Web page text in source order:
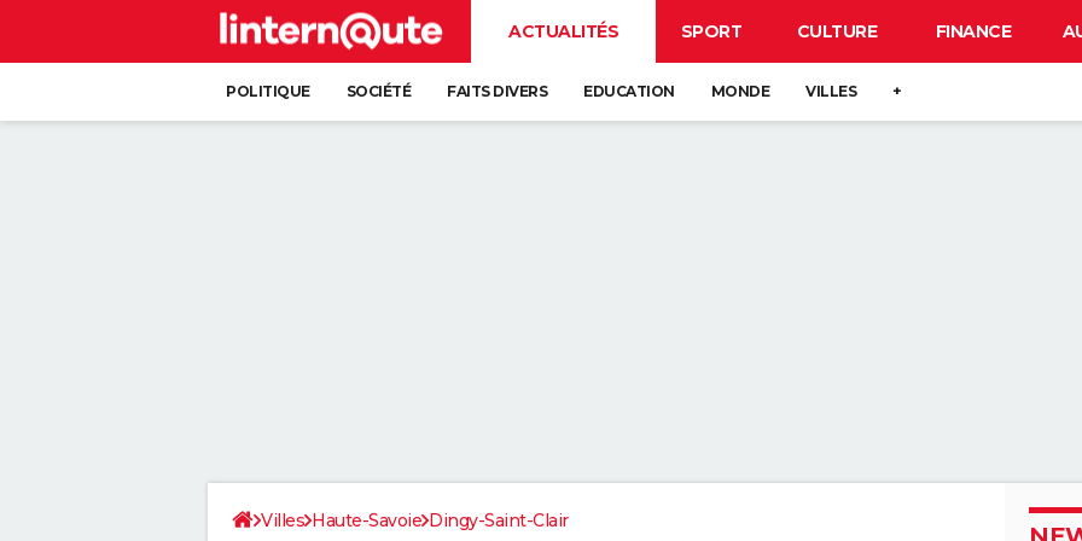
ACTUALITÉS SPORT CULTURE FINANCE
POLITIQUE SOCIÉTÉ FAITS DIVERS EDUCATION MONDE VILLES +
Villes Haute-Savoie Dingy-Saint-Clair